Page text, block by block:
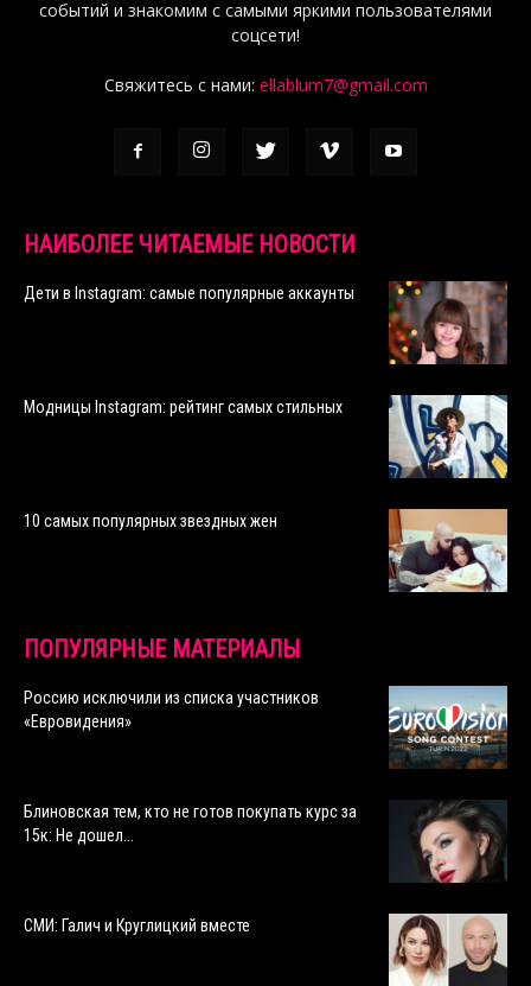
событий и знакомим с самыми яркими пользователями
соцсети!
Свяжитесь с нами: ellablum7@gmail.com
НАИБОЛЕЕ ЧИТАЕМЫЕ НОВОСТИ
Дети в Instagram: самые популярные аккаунты
Модницы Instagram: рейтинг самых стильных
10 самых популярных звездных жен
ПОПУЛЯРНЫЕ МАТЕРИАЛЫ
Россию исключили из списка участников
«Евровидения»
Блиновская тем, кто не готов покупать курс за
15к: Не дошел...
СМИ: Галич и Круглицкий вместе